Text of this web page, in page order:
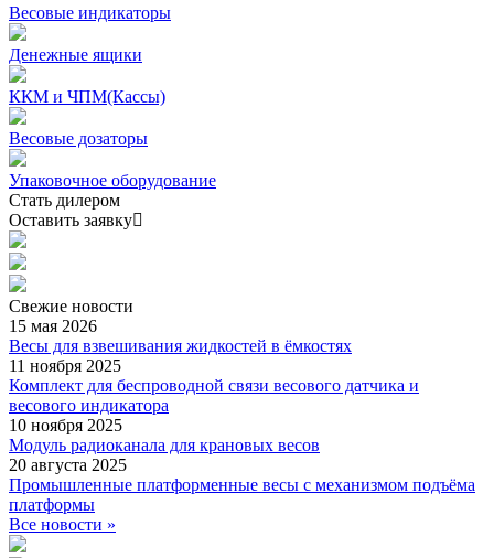
Весовые индикаторы
Денежные ящики
ККМ и ЧПМ(Кассы)
Весовые дозаторы
Упаковочное оборудование
Стать дилером
Оставить заявку
Свежие новости
15 мая 2026
Весы для взвешивания жидкостей в ёмкостях
11 ноября 2025
Комплект для беспроводной связи весового датчика и
весового индикатора
10 ноября 2025
Модуль радиоканала для крановых весов
20 августа 2025
Промышленные платформенные весы с механизмом подъёма
платформы
Все новости »